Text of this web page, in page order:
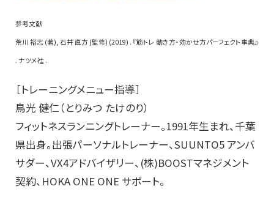
参考文献
荒川 裕志 (著), 石井 直方 (監修) (2019) . 『筋トレ 動き方・効かせ方パーフェクト事典』
. ナツメ社 .
［トレーニングメニュー指導］
鳥光 健仁（とりみつ たけのり）
フィットネスランニングトレーナー。1991年生まれ、千葉
県出身。出張パーソナルトレーナー、SUUNTO5 アンバ
サダー、VX4アドバイザリー、(株)BOOSTマネジメント
契約、HOKA ONE ONE サポート。